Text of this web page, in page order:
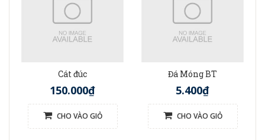
Cát đúc
150.000₫
CHO VÀO GIỎ
Đá Móng BT
5.400₫
CHO VÀO GIỎ